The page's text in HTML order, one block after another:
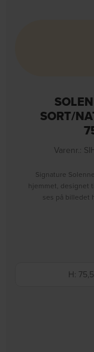
SORT/
Varenr.:
Signature
hjemmet, designet
ses på billedet
H: